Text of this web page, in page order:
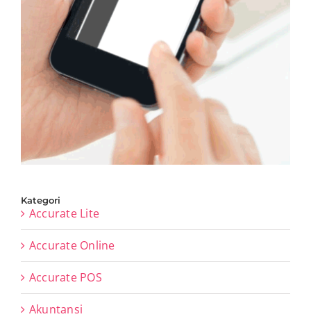
Kategori
Accurate Lite
Accurate Online
Accurate POS
Akuntansi